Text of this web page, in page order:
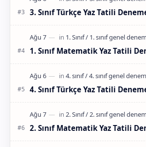
3. Sınıf Türkçe Yaz Tatili
1. Sınıf Matematik Yaz Tatili
4. Sınıf Türkçe Yaz Tatili
2. Sınıf Matematik Yaz Tatili